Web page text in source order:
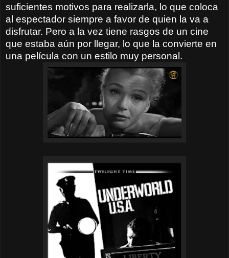
suficientes motivos para realizarla, lo que coloca
al espectador siempre a favor de quien la va a
disfrutar. Pero a la vez tiene rasgos de un cine
que estaba aún por llegar, lo que la convierte en
una película con un estilo muy personal.